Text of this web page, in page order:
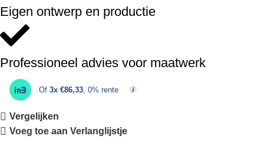
Eigen ontwerp en productie
Professioneel advies voor maatwerk
Of 3x €86,33, 0% rente
Vergelijken
Voeg toe aan Verlanglijstje